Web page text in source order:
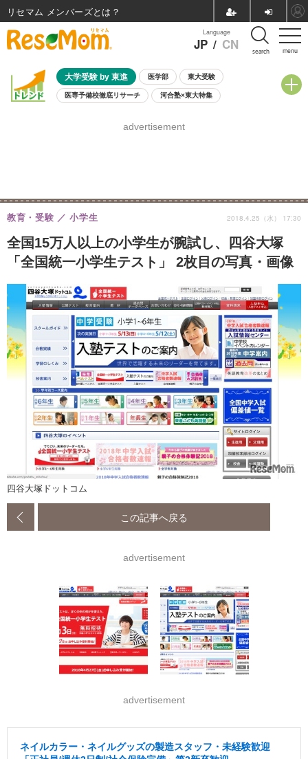
menu
Language
JP / CN search
大学受験 by 東進 医学部 東大受験
医専予備校徹底リサーチ 河合塾×東大特集
8月開催学校説明会・相談会
advertisement
全国15万人以上の小学生が腕試し、四谷大塚
「全国統一小学生テスト」 2枚目の写真・画像
教育・受験 小学生 2018.4.25（水） 17:30
四谷大塚ドットコム
この記事へ戻る
advertisement
advertisement
ネイルカラー・ネイルグッズの製造スタッフ・未経験歓迎
リセマム メンバーズ